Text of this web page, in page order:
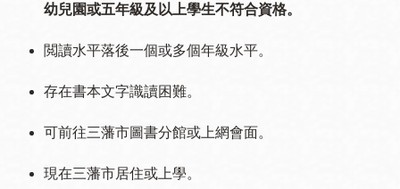
幼兒園或五年級及以上學生不符合資格。
閲讀水平落後一個或多個年級水平。
存在書本文字識讀困難。
可前往三藩市圖書分館或上網會面。
現在三藩市居住或上學。